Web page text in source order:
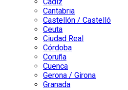
Cantabria
Castellón / Castelló
Ceuta
Ciudad Real
Córdoba
Coruña
Cuenca
Gerona / Girona
Granada